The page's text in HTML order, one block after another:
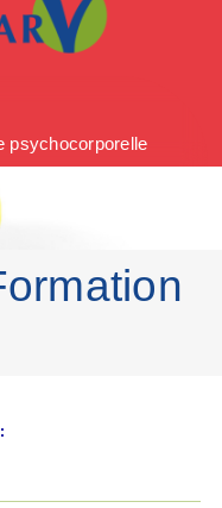
psychocorporelle